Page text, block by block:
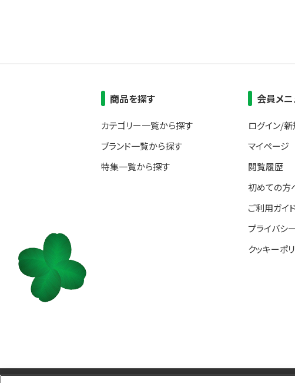
商品を探す
カテゴリー一覧から探す
ブランド一覧から探す
特集一覧から探す
会員メニ
ログイン/
マイページ
閲覧履歴
初めての方
ご利用ガイド
プライバシ
クッキーポ